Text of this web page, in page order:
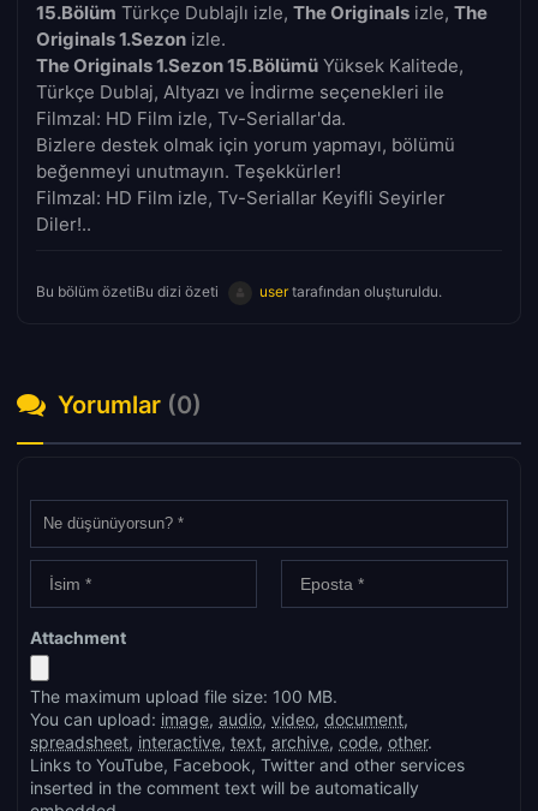
15.Bölüm Türkçe Dublajlı izle, The Originals izle, The
Originals 1.Sezon izle.
The Originals 1.Sezon 15.Bölümü Yüksek Kalitede,
Türkçe Dublaj, Altyazı ve İndirme seçenekleri ile
Filmzal: HD Film izle, Tv-Seriallar'da.
Bizlere destek olmak için yorum yapmayı, bölümü
beğenmeyi unutmayın. Teşekkürler!
Filmzal: HD Film izle, Tv-Seriallar Keyifli Seyirler
Diler!..
Bu bölüm özetiBu dizi özeti usertarafından oluşturuldu.
Yorumlar (0)
Attachment
The maximum upload file size: 100 MB.
You can upload: image, audio, video, document,
spreadsheet, interactive, text, archive, code, other.
Links to YouTube, Facebook, Twitter and other services
inserted in the comment text will be automatically